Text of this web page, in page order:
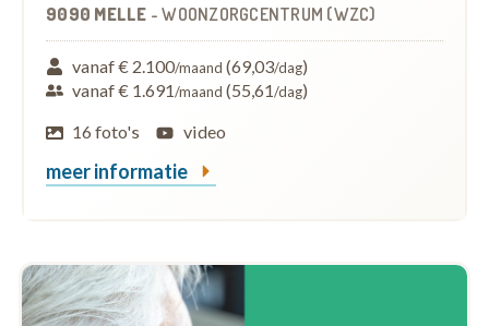
9090 MELLE -WOONZORGCENTRUM (WZC)
vanaf € 2.100/maand (69,03/dag)
vanaf € 1.691/maand (55,61/dag)
16 foto's
video
meer informatie